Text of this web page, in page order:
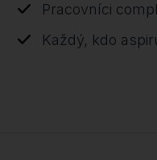
Pracovníci
Každý, kdo